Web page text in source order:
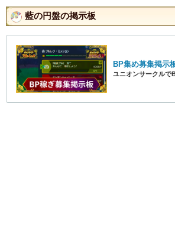
藍の円盤の掲示板
BP集め募集掲示
ユニオンサークルで